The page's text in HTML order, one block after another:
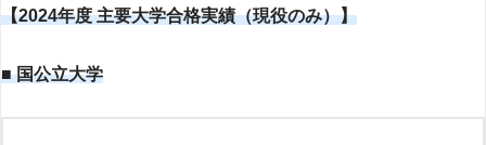
【2024年度 主要大学合格実績（現役のみ）】
■ 国公立大学